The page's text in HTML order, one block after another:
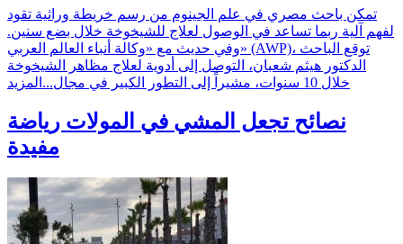
تمكن باحث مصري في علم الجينوم من رسم خريطة وراثية تقود
لفهم آلية ربما تساعد في الوصول لعلاج للشيخوخة خلال بضع سنين.
وفي حديث مع «وكالة أنباء العالم العربي» (AWP)، توقع الباحث
الدكتور هيثم شعبان، التوصل إلى أدوية لعلاج مظاهر الشيخوخة
خلال 10 سنوات، مشيراً إلى التطور الكبير في مجال...
المزيد
نصائح تجعل المشي في المولات رياضة
مفيدة